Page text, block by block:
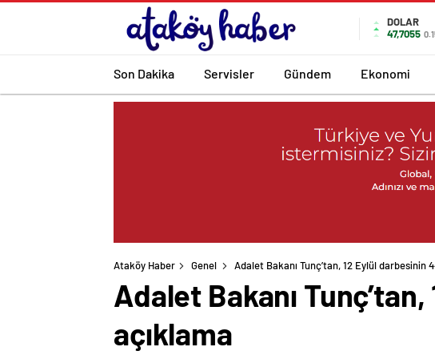
DOLAR
47,7055
Son Dakika Servisler Gündem Ekonomi
Ataköy Haber Genel Adalet Bakanı Tunç’tan, 12 Eylül darbesinin
Adalet Bakanı
açıklama